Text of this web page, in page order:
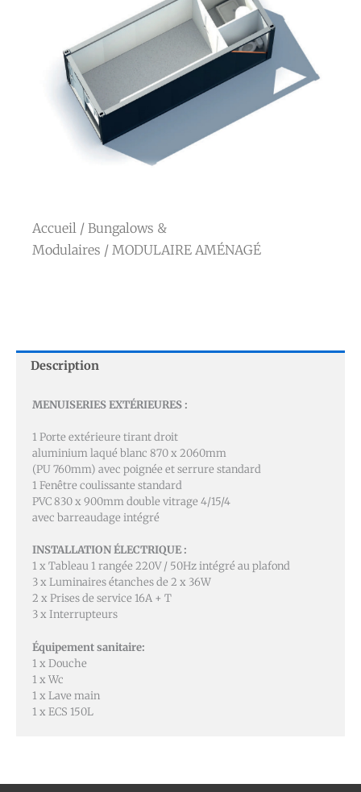
Accueil / Bungalows &
Modulaires / MODULAIRE AMÉNAGÉ
Description
MENUISERIES EXTÉRIEURES :
1 Porte extérieure tirant droit
aluminium laqué blanc 870 x 2060mm
(PU 760mm) avec poignée et serrure standard
1 Fenêtre coulissante standard
PVC 830 x 900mm double vitrage 4/15/4
avec barreaudage intégré
INSTALLATION ÉLECTRIQUE :
1 x Tableau 1 rangée 220V / 50Hz intégré au plafond
3 x Luminaires étanches de 2 x 36W
2 x Prises de service 16A + T
3 x Interrupteurs
Équipement sanitaire:
1 x Douche
1 x Wc
1 x Lave main
1 x ECS 150L